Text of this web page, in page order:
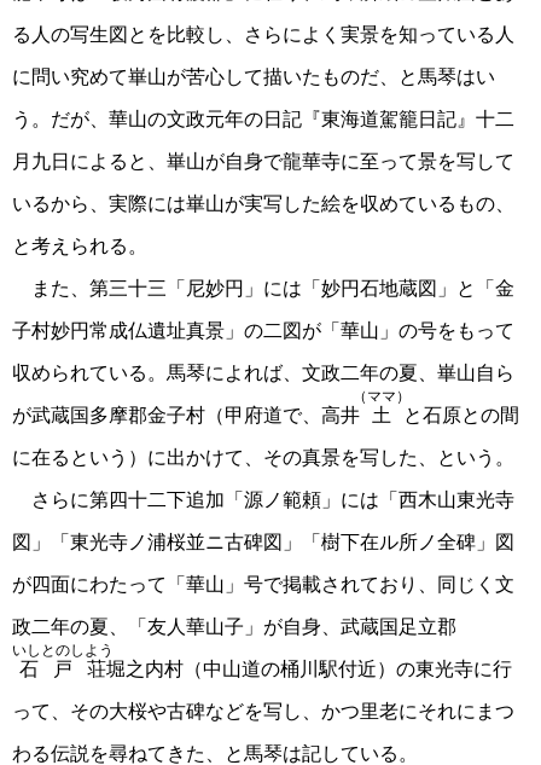
る人の写生図とを比較し、さらによく実景を知っている人
に問い究めて崋山が苦心して描いたものだ、と馬琴はい
う。だが、華山の文政元年の日記『東海道駕籠日記』十二
月九日によると、崋山が自身で龍華寺に至って景を写して
いるから、実際には崋山が実写した絵を収めているもの、
と考えられる。
また、第三十三「尼妙円」には「妙円石地蔵図」と「金
子村妙円常成仏遺址真景」の二図が「華山」の号をもって
収められている。馬琴によれば、文政二年の夏、崋山自ら
が武蔵国多摩郡金子村（甲府道で、高井 土
（ママ）
と石原との間
に在るという）に出かけて、その真景を写した、という。
さらに第四十二下追加「源ノ範頼」には「西木山東光寺
図」「東光寺ノ浦桜並ニ古碑図」「樹下在ル所ノ全碑」図
が四面にわたって「華山」号で掲載されており、同じく文
政二年の夏、「友人華山子」が自身、武蔵国足立郡
石戸荘
いしとのしよう
堀之内村（中山道の桶川駅付近）の東光寺に行
って、その大桜や古碑などを写し、かつ里老にそれにまつ
わる伝説を尋ねてきた、と馬琴は記している。